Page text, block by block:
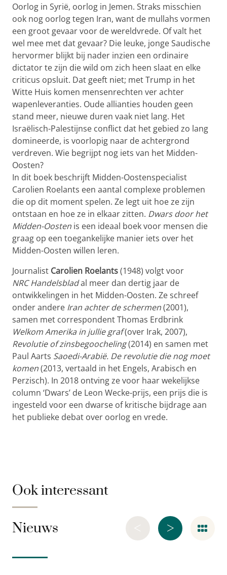
Oorlog in Syrië, oorlog in Jemen. Straks misschien
ook nog oorlog tegen Iran, want de mullahs vormen
een groot gevaar voor de wereldvrede. Of valt het
wel mee met dat gevaar? Die leuke, jonge Saudische
hervormer blijkt bij nader inzien een ordinaire
dictator te zijn die wild om zich heen slaat en elke
criticus opsluit. Dat geeft niet; met Trump in het
Witte Huis komen mensenrechten ver achter
wapenleveranties. Oude allianties houden geen
stand meer, nieuwe duren vaak niet lang. Het
Israëlisch-Palestijnse conflict dat het gebied zo lang
domineerde, is voorlopig naar de achtergrond
verdreven. Wie begrijpt nog iets van het Midden-
Oosten?
In dit boek beschrijft Midden-Oostenspecialist
Carolien Roelants een aantal complexe problemen
die op dit moment spelen. Ze legt uit hoe ze zijn
ontstaan en hoe ze in elkaar zitten. Dwars door het
Midden-Oosten is een ideaal boek voor mensen die
graag op een toegankelijke manier iets over het
Midden-Oosten willen leren.
Journalist Carolien Roelants(1948) volgt voor
NRC Handelsbladal meer dan dertig jaar de
ontwikkelingen in het Midden-Oosten. Ze schreef
onder andere Iran achter de schermen(2001),
samen met correspondent Thomas Erdbrink
Welkom Amerika in jullie graf(over Irak, 2007),
Revolutie of zinsbegoocheling(2014) en samen met
Paul Aarts Saoedi-Arabië. De revolutie die nog moet
komen(2013, vertaald in het Engels, Arabisch en
Perzisch). In 2018 ontving ze voor haar wekelijkse
column ‘Dwars’ de Leon Wecke-prijs, een prijs die is
ingesteld voor een dwarse of kritische bijdrage aan
het publieke debat over oorlog en vrede.
Ook interessant
Nieuws >
<